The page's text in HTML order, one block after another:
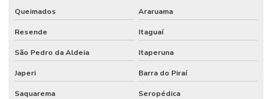
Facilities industrial
Gestão de ativos
Gestão de custos de manutenção para empresas
Gestão De Manutenção Preditiva
Queimados Araruama
Resende Itaguaí
São Pedro da Aldeia Itaperuna
Japeri Barra do Piraí
Saquarema Seropédica